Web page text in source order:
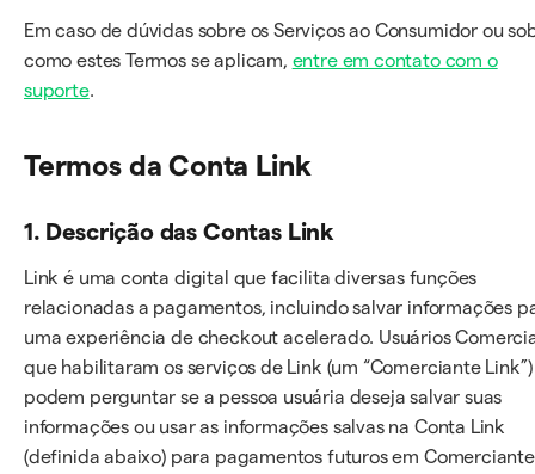
Em caso de dúvidas sobre os Serviços ao Consumidor ou
como estes Termos se aplicam, entre em contato com o
suporte.
Termos da Conta Link
1. Descrição das Contas Link
Link é uma conta digital que facilita diversas funções
relacionadas a pagamentos, incluindo salvar informações
uma experiência de checkout acelerado. Usuários
que habilitaram os serviços de Link (um “Comerciante Link”)
podem perguntar se a pessoa usuária deseja salvar suas
informações ou usar as informações salvas na Conta Link
(definida abaixo) para pagamentos futuros em